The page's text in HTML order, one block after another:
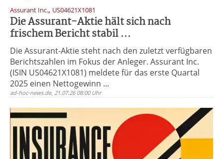
Assurant Inc., US04621X1081
Die Assurant-Aktie hält sich nach
frischem Bericht stabil ...
Die Assurant-Aktie steht nach den zuletzt verfügbaren
Berichtszahlen im Fokus der Anleger. Assurant Inc.
(ISIN US04621X1081) meldete für das erste Quartal
2025 einen Nettogewinn ...
ad-hoc-news.de, 21.07.26 08:00 Uhr